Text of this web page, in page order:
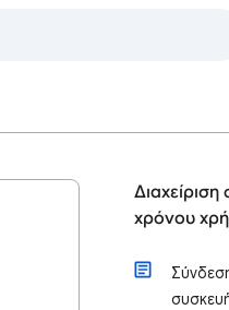
χρόνου